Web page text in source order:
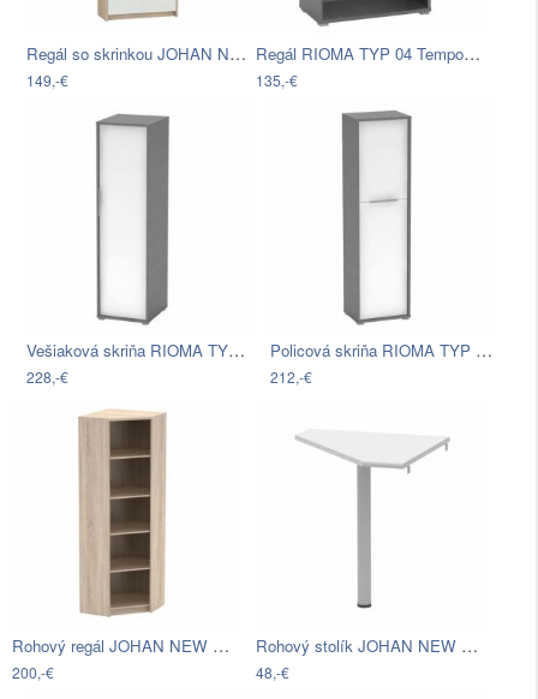
Regál so skrinkou JOHAN NEW 10 Tempo…
149,-€
Regál RIOMA TYP 04 Tempo Kondela Grafit
135,-€
Vešiaková skriňa RIOMA TYP 20 Tempo…
228,-€
Policová skriňa RIOMA TYP 08 Tempo…
212,-€
Rohový regál JOHAN NEW 09 Tempo Kondela…
200,-€
Rohový stolík JOHAN NEW 06 Tempo…
48,-€